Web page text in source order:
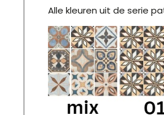
Alle kleuren uit de serie